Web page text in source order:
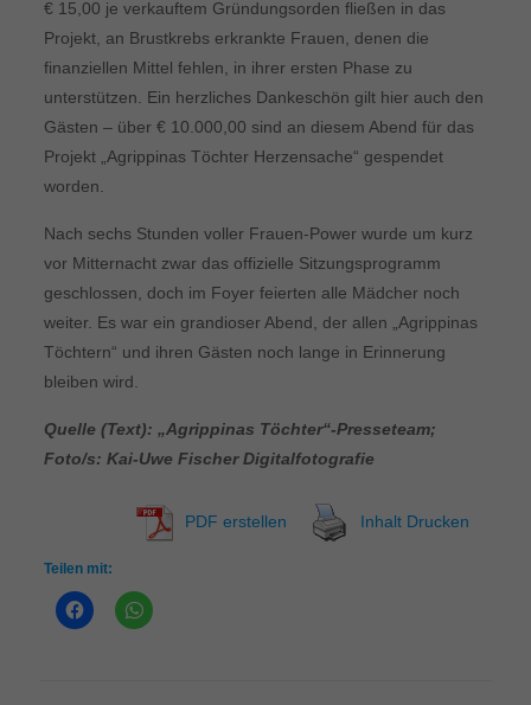
€ 15,00 je verkauftem Gründungsorden fließen in das
Projekt, an Brustkrebs erkrankte Frauen, denen die
finanziellen Mittel fehlen, in ihrer ersten Phase zu
unterstützen. Ein herzliches Dankeschön gilt hier auch den
Gästen – über € 10.000,00 sind an diesem Abend für das
Projekt „Agrippinas Töchter Herzensache“ gespendet
worden.
Nach sechs Stunden voller Frauen-Power wurde um kurz
vor Mitternacht zwar das offizielle Sitzungsprogramm
geschlossen, doch im Foyer feierten alle Mädcher noch
weiter. Es war ein grandioser Abend, der allen „Agrippinas
Töchtern“ und ihren Gästen noch lange in Erinnerung
bleiben wird.
Quelle (Text): „Agrippinas Töchter“-Presseteam;
Foto/s: Kai-Uwe Fischer Digitalfotografie
PDF erstellen Inhalt Drucken
Teilen mit: